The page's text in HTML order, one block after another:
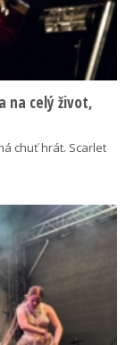
na celý život,
chuť hrát. Scarlet